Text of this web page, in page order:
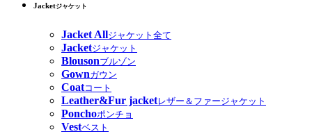
Jacketジャケット
Jacket Allジャケット全て
Jacketジャケット
Blousonブルゾン
Gownガウン
Coatコート
Leather&Fur jacketレザー＆ファージャケット
Ponchoポンチョ
Vestベスト